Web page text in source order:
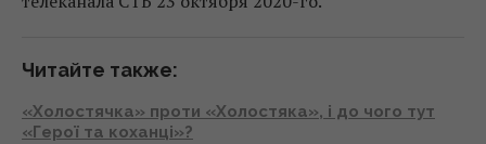
Читайте также:
«Холостячка» проти «Холостяка», і до чого тут
«Герої та коханці»?